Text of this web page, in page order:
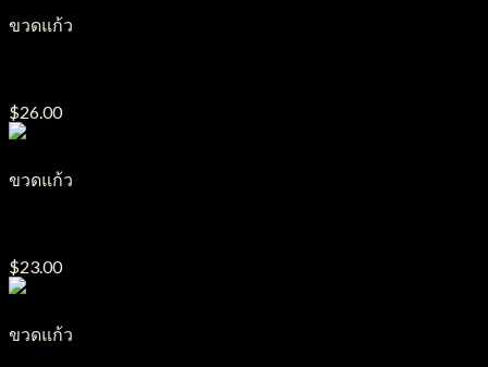
ขวดแก้ว
$26.00
ขวดแก้ว
$23.00
ขวดแก้ว